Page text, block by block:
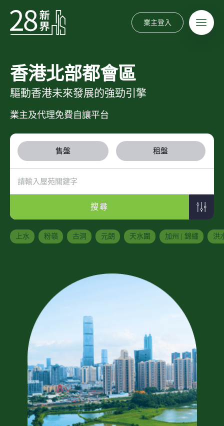
業主登入
香港北部都會區
驅動香港未來發展的強勁引擎
業主及代理免費自讓平台
售盤 租盤
搜尋
上水 粉嶺 古洞 元朗 天水圍 加州 | 錦繡 洪